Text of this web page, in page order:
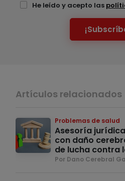
He leído y acepto las
Artículos relacionados
Problemas de salud
Asesoría
con daño
de lucha contra
Por Dano Cerebral